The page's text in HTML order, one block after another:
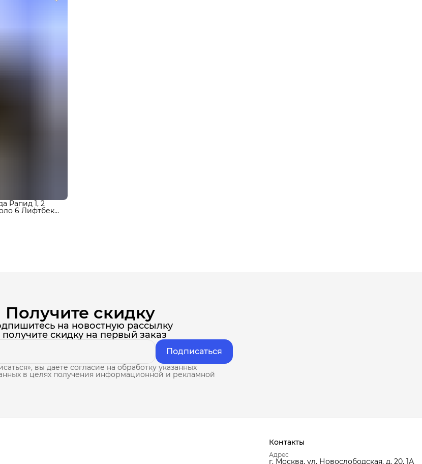
Рапид 1, 2
6 Лифтбек
Получите скидку
на новостную рассылку
получите скидку на первый заказ
Подписаться
вы даете согласие на обработку указанных
в целях получения информационной и рекламной
Контакты
Адрес
г. Москва, ул. Новослободская, д. 20, 1А